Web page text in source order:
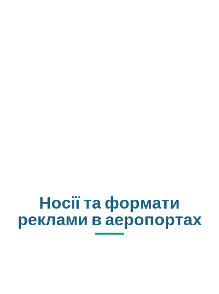
Носії та формати
реклами в аеропортах